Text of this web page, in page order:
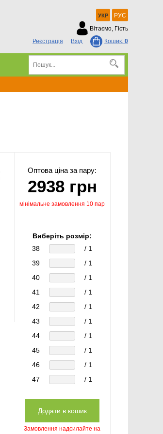
УКР
РУС
Вітаємо, Гість
Реєстрація
Вхід Кошик: 0
Оптова ціна за пару:
2938 грн
мінімальне замовлення 10 пар
Виберіть розмір:
38
/ 1
39
/ 1
40
/ 1
41
/ 1
42
/ 1
43
/ 1
44
/ 1
45
/ 1
46
/ 1
47
/ 1
Замовлення надсилайте на